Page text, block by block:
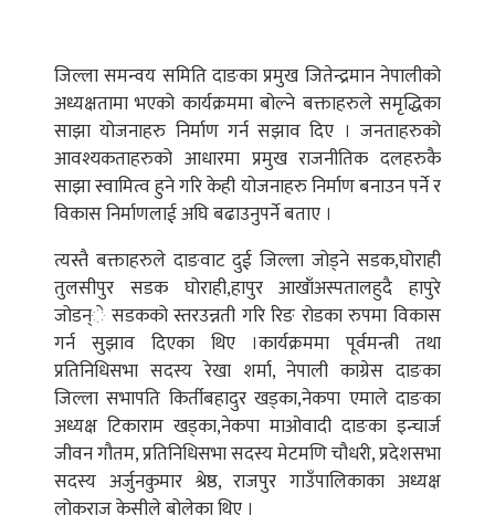
जिल्ला समन्वय समिति दाङका प्रमुख जितेन्द्रमान नेपालीको
अध्यक्षतामा भएको कार्यक्रममा बोल्ने बक्ताहरुले समृद्धिका
साझा योजनाहरु निर्माण गर्न सझाव दिए । जनताहरुको
आवश्यकताहरुको आधारमा प्रमुख राजनीतिक दलहरुकै
साझा स्वामित्व हुने गरि केही योजनाहरु निर्माण बनाउन पर्ने र
विकास निर्माणलाई अघि बढाउनुपर्ने बताए ।
त्यस्तै बक्ताहरुले दाङवाट दुई जिल्ला जोड्ने सडक,घोराही
तुलसीपुर सडक घोराही,हापुर आखाँअस्पतालहुदै हापुरे
जोडन्े सडकको स्तरउन्नती गरि रिङ रोडका रुपमा विकास
गर्न सुझाव दिएका थिए ।कार्यक्रममा पूर्वमन्त्री तथा
प्रतिनिधिसभा सदस्य रेखा शर्मा, नेपाली काग्रेस दाङका
जिल्ला सभापति किर्तीबहादुर खड्का,नेकपा एमाले दाङका
अध्यक्ष टिकाराम खड्का,नेकपा माओवादी दाङका इन्चार्ज
जीवन गौतम, प्रतिनिधिसभा सदस्य मेटमणि चौधरी, प्रदेशसभा
सदस्य अर्जुनकुमार श्रेष्ठ, राजपुर गाउँपालिकाका अध्यक्ष
लोकराज केसीले बोलेका थिए ।